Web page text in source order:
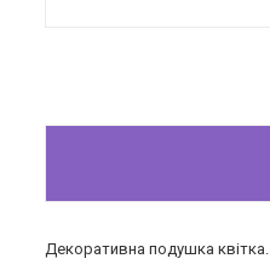
Декоративна подушка квітка.